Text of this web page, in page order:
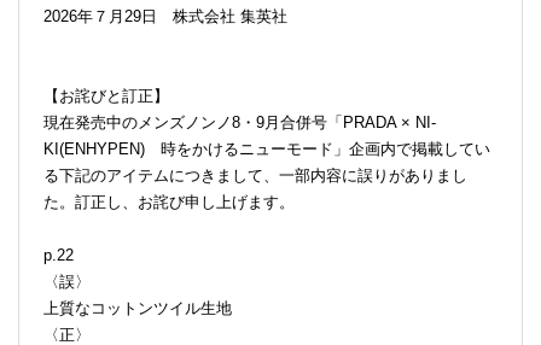
2026年７月29日 株式会社 集英社
【お詫びと訂正】
現在発売中のメンズノンノ8・9月合併号「PRADA × NI-
KI(ENHYPEN) 時をかけるニューモード」企画内で掲載してい
る下記のアイテムにつきまして、一部内容に誤りがありまし
た。訂正し、お詫び申し上げます。
p.22
〈誤〉
上質なコットンツイル生地
〈正〉